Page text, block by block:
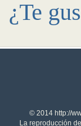
¿Te
© 2014 http://
La reproducción